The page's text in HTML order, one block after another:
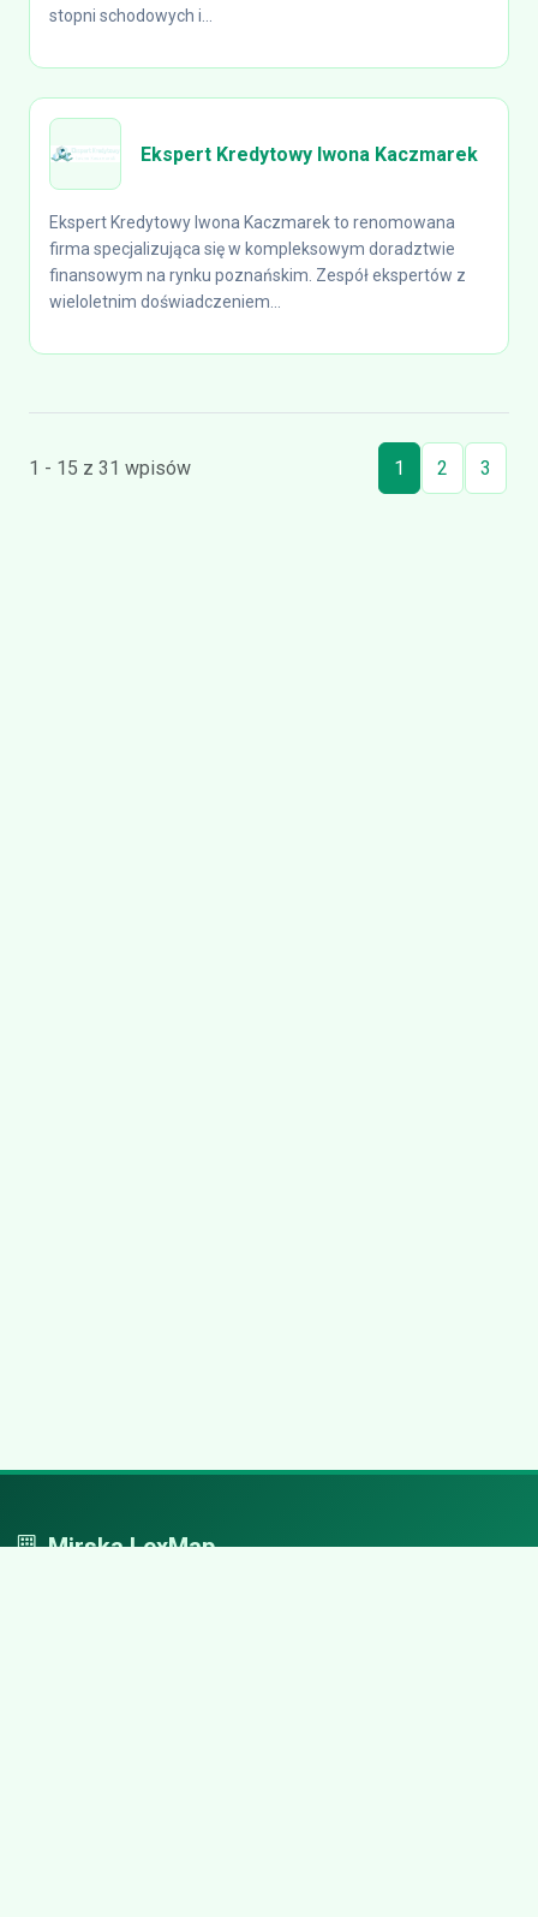
stopni schodowych i...
Ekspert Kredytowy Iwona Kaczmarek
Ekspert Kredytowy Iwona Kaczmarek to renomowana
firma specjalizująca się w kompleksowym doradztwie
finansowym na rynku poznańskim. Zespół ekspertów z
wieloletnim doświadczeniem...
1 - 15 z 31 wpisów 1 2 3
Mirska LexMap